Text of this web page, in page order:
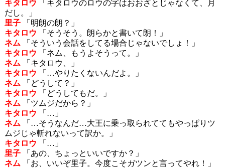
キタロウ 「キタロウのロウの字はおおざとじゃなくて、月
だし。」
里子「明朗の朗？」
キタロウ 「そうそう。朗らかと書いて朗！」
ネム 「そういう会話をしてる場合じゃないでしょ！」
キタロウ 「ネム、もうよそうって。」
ネム 「キタロウ、」
キタロウ 「…やりたくないんだよ。」
ネム 「どうして？」
キタロウ 「どうしてもだ。」
ネム 「ツムジだから？」
キタロウ 「…」
ネム 「…そうなんだ…大王に乗っ取られててもやっぱりツ
ムジじゃ斬れないって訳か。」
キタロウ 「…」
里子「あの、ちょっといいですか？」
ネム 「お、いいぞ里子。今度こそガツンと言ってやれ！」